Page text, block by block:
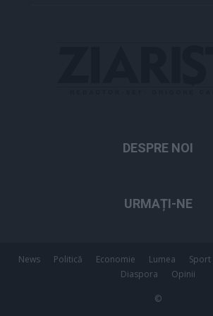
DESPRE NOI
URMAȚI-NE
News Politică Economie Lumea Sport
Diaspora
Opinii
©